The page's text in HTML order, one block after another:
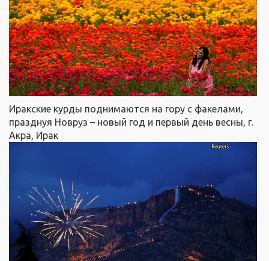
Иракские курды поднимаются на гору с факелами,
празднуя Новруз – новый год и первый день весны, г.
Акра, Ирак